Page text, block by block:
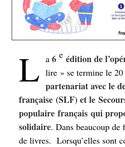
L a 6 e édition de
lire » se termine le
partenariat avec le
française (SLF) et le
populaire français qui
solidaire. Dans beaucoup de
de livres. Lorsqu’elles sont